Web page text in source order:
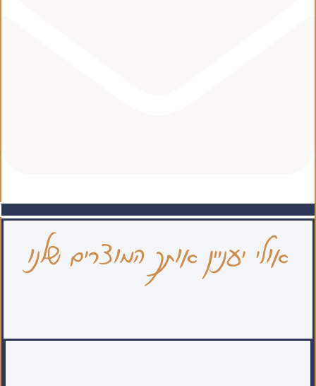
אולי יעניין אותך המוצרים שלנו